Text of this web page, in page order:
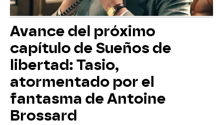
Avance del próximo
capítulo de Sueños de
libertad: Tasio,
atormentado por el
fantasma de Antoine
Brossard